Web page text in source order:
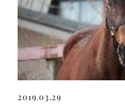
2019.03.29